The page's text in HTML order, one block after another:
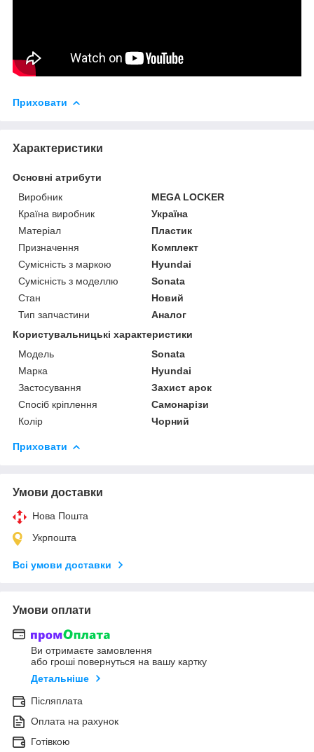
Приховати
Характеристики
Основні атрибути
Виробник
MEGA LOCKER
Країна виробник
Україна
Матеріал
Пластик
Призначення
Комплект
Сумісність з маркою
Hyundai
Сумісність з моделлю
Sonata
Стан
Новий
Тип запчастини
Аналог
Користувальницькі характеристики
Мoдель
Sonata
Марка
Hyundai
Застосування
Захист арок
Спосіб кріплення
Самонарізи
Колір
Чорний
Приховати
Умови доставки
Нова Пошта
Укрпошта
Всі умови доставки
Умови оплати
Ви отримаєте замовлення
або гроші повернуться на вашу картку
Детальніше
Післяплата
Оплата на рахунок
Готівкою